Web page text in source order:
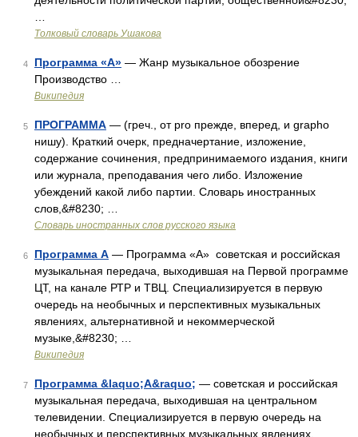
Толковый словарь Ушакова
4 Программа «А» — Жанр музыкальное обозрение
Производство …
Википедия
5 ПРОГРАММА — (греч., от pro прежде, вперед, и grapho
нишу). Краткий очерк, предначертание, изложение,
содержание сочинения, предпринимаемого издания, книги
или журнала, преподавания чего либо. Изложение
убеждений какой либо партии. Словарь иностранных
слов,&#8230; …
Словарь иностранных слов русского языка
6 Программа А — Программа «А» советская и российская
музыкальная передача, выходившая на Первой программе
ЦТ, на канале РТР и ТВЦ. Специализируется в первую
очередь на необычных и перспективных музыкальных
явлениях, альтернативной и некоммерческой
музыке,&#8230; …
Википедия
7 Программа &laquo;А&raquo; — советская и российская
музыкальная передача, выходившая на центральном
телевидении. Специализируется в первую очередь на
необычных и перспективных музыкальных явлениях,